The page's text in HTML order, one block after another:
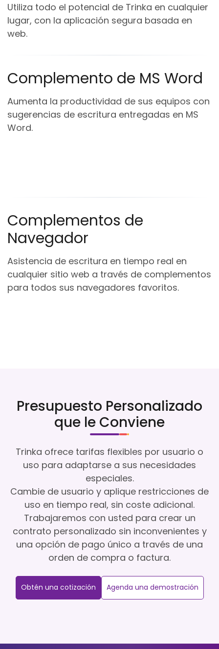
Utiliza todo el potencial de Trinka en cualquier
lugar, con la aplicación segura basada en
web.
Complemento de MS Word
Aumenta la productividad de sus equipos con
sugerencias de escritura entregadas en MS
Word.
Complementos de
Navegador
Asistencia de escritura en tiempo real en
cualquier sitio web a través de complementos
para todos sus navegadores favoritos.
Presupuesto Personalizado
que le Conviene
Trinka ofrece tarifas flexibles por usuario o
uso para adaptarse a sus necesidades
especiales.
Cambie de usuario y aplique restricciones de
uso en tiempo real, sin coste adicional.
Trabajaremos con usted para crear un
contrato personalizado sin inconvenientes y
una opción de pago único a través de una
orden de compra o factura.
Obtén una cotización Agenda una demostración